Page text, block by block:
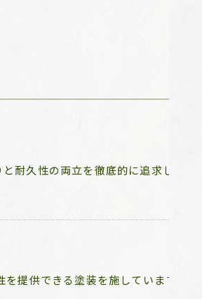
耐久性の両立を徹底的に追求していま
提供できる塗装を施しています。